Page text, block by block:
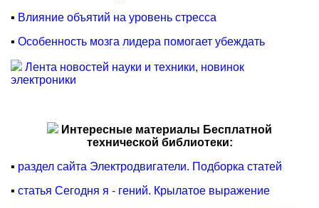
▪ Влияние объятий на уровень стресса
▪ Особенность мозга лидера помогает убеждать
Лента новостей науки и техники, новинок
электроники
Интересные материалы Бесплатной
технической библиотеки:
▪ раздел сайта Электродвигатели. Подборка статей
▪ статья Сегодня я - гений. Крылатое выражение